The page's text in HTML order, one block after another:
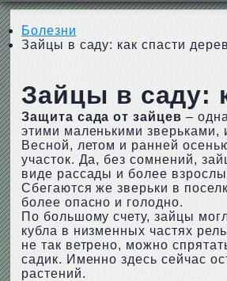
Болезни
Зайцы в саду: как спасти
Зайцы в саду:
Защита сада от зайцев –
этими маленькими зверьками,
Весной, летом и ранней
участок. Да, без сомнений,
виде рассады и более
Сбегаются же зверьки в
более опасно и голодно.
По большому счету, зайцы
кубла в низменных частях
не так ветрено, можно
садик. Именно здесь сейчас
растений.